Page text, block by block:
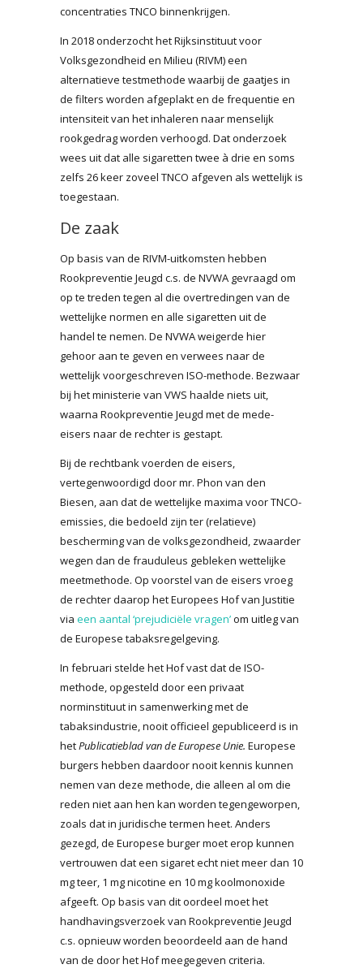
concentraties TNCO binnenkrijgen.
In 2018 onderzocht het Rijksinstituut voor
Volksgezondheid en Milieu (RIVM) een
alternatieve testmethode waarbij de gaatjes in
de filters worden afgeplakt en de frequentie en
intensiteit van het inhaleren naar menselijk
rookgedrag worden verhoogd. Dat onderzoek
wees uit dat alle sigaretten twee à drie en soms
zelfs 26 keer zoveel TNCO afgeven als wettelijk is
toegestaan.
De zaak
Op basis van de RIVM-uitkomsten hebben
Rookpreventie Jeugd c.s. de NVWA gevraagd om
op te treden tegen al die overtredingen van de
wettelijke normen en alle sigaretten uit de
handel te nemen. De NVWA weigerde hier
gehoor aan te geven en verwees naar de
wettelijk voorgeschreven ISO-methode. Bezwaar
bij het ministerie van VWS haalde niets uit,
waarna Rookpreventie Jeugd met de mede-
eisers naar de rechter is gestapt.
Bij de rechtbank voerden de eisers,
vertegenwoordigd door mr. Phon van den
Biesen, aan dat de wettelijke maxima voor TNCO-
emissies, die bedoeld zijn ter (relatieve)
bescherming van de volksgezondheid, zwaarder
wegen dan de frauduleus gebleken wettelijke
meetmethode. Op voorstel van de eisers vroeg
de rechter daarop het Europees Hof van Justitie
via een aantal ‘prejudiciële vragen’om uitleg van
de Europese tabaksregelgeving.
In februari stelde het Hof vast dat de ISO-
methode, opgesteld door een privaat
norminstituut in samenwerking met de
tabaksindustrie, nooit officieel gepubliceerd is in
hetPublicatieblad van de Europese Unie. Europese
burgers hebben daardoor nooit kennis kunnen
nemen van deze methode, die alleen al om die
reden niet aan hen kan worden tegengeworpen,
zoals dat in juridische termen heet. Anders
gezegd, de Europese burger moet erop kunnen
vertrouwen dat een sigaret echt niet meer dan 10
mg teer, 1 mg nicotine en 10 mg koolmonoxide
afgeeft. Op basis van dit oordeel moet het
handhavingsverzoek van Rookpreventie Jeugd
c.s. opnieuw worden beoordeeld aan de hand
van de door het Hof meegegeven criteria.